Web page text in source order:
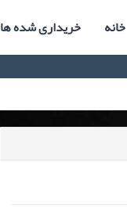
خانه خریداری شده ها